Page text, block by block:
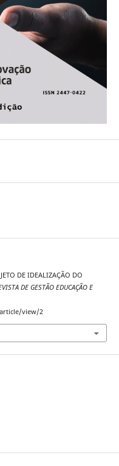
DE IDEALIZAÇÃO DO
DE GESTÃO EDUCAÇÃO E
view/2